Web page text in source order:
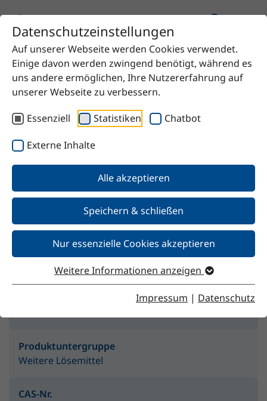
Datenschutzeinstellungen
Auf unserer Webseite werden Cookies verwendet.
Einige davon werden zwingend benötigt, während es
uns andere ermöglichen, Ihre Nutzererfahrung auf
unserer Webseite zu verbessern.
Essenziell
Statistiken Chatbot
Externe Inhalte
Alle akzeptieren
Speichern & schließen
Nur essenzielle Cookies akzeptieren
Weitere Informationen anzeigen
Impressum | Datenschutz
Startseite Produkt Diethylether
Diethylether
Merkmale
Produktuntergruppe
Weitere Lösemittel
CAS-Nr.